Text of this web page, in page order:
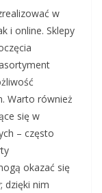
w
i online. Sklepy
Warto również
się w
– często
okazać się
dzięki nim